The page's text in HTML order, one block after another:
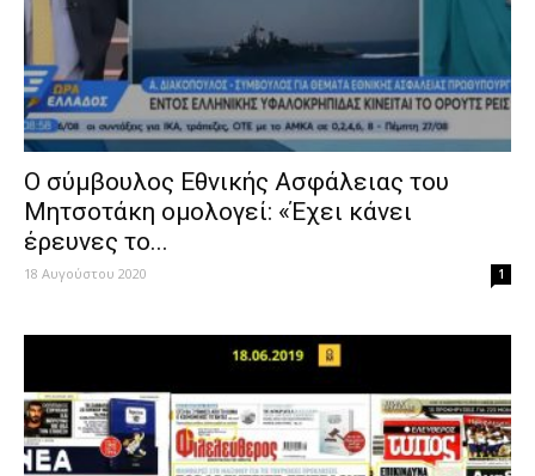
Ο σύμβουλος Εθνικής Ασφάλειας του
Μητσοτάκη ομολογεί: «Έχει κάνει
έρευνες το...
18 Αυγούστου 2020 1